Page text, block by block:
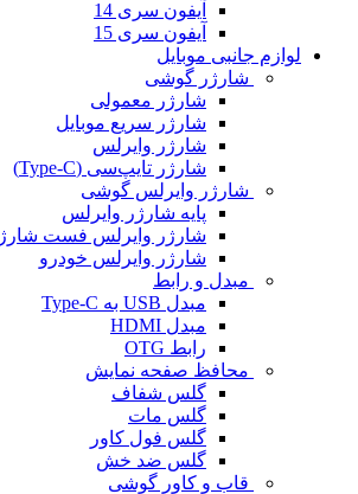
آیفون سری 14
آیفون سری 15
لوازم جانبی موبایل
شارژر گوشی
شارژر معمولی
شارژر سریع موبایل
شارژر وایرلس
شارژر تایپ‌سی (Type-C)
شارژر وایرلس گوشی
پایه شارژر وایرلس
شارژر وایرلس فست شارژ
شارژر وایرلس خودرو
مبدل و رابط
مبدل USB به Type-C
مبدل HDMI
رابط OTG
محافظ صفحه نمایش
گلس شفاف
گلس مات
گلس فول کاور
گلس ضد خش
قاب و کاور گوشی